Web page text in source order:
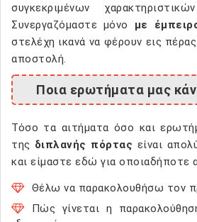
συγκεκριμένων
Συνεργαζόμαστε μόνο με
στελέχη ικανά να φέρουν εις
αποστολή.
Ποια ερωτήματα μας
Τόσο τα αιτήματα όσο και
της διπλανής πόρτας είναι
και είμαστε εδώ για οποιαδήποτε
Θέλω να παρακολουθήσω τον
Πώς γίνεται η